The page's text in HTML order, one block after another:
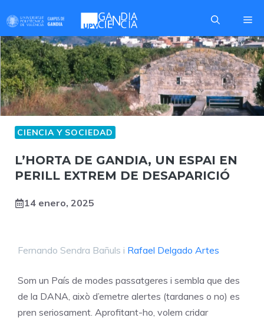
contenido
CIENCIA Y SOCIEDAD
L’HORTA DE GANDIA, UN ESPAI EN
PERILL EXTREM DE DESAPARICIÓ
14 enero, 2025
Fernando Sendra Bañuls i Rafael Delgado Artes
Som un País de modes passatgeres i sembla que des
de la DANA, això d’emetre alertes (tardanes o no) es
pren seriosament. Aprofitant-ho, volem cridar